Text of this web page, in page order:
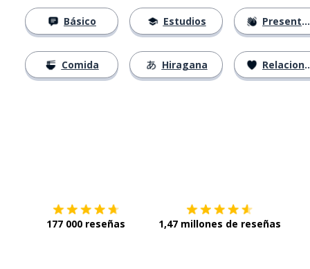
Básico
Comida
Estudios
Hiragana
Presentación
Relaciones
177 000 reseñas 1,47 millones de reseñas